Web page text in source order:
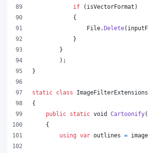
if
( isVectorFormat )
{
File.Delete(
}
}
) ;
}
static class
ImageFilterExtensions
{
public static void Cartoonify(
{
using var outlines = image